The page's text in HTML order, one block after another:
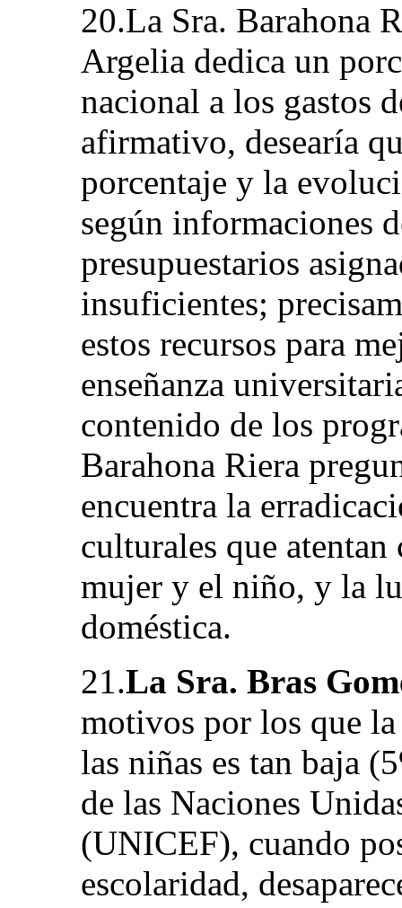
20.La Sra. Barahona
Argelia dedica un
nacional a los gastos
afirmativo, desearía
porcentaje y la
según informaciones
presupuestarios
insuficientes;
estos recursos para
enseñanza
contenido de los
Barahona Riera
encuentra la
culturales que
mujer y el niño, y la
doméstica.
21.La Sra. Bras
motivos por los que la
las niñas es tan baja
de las Naciones
(UNICEF), cuando
escolaridad,